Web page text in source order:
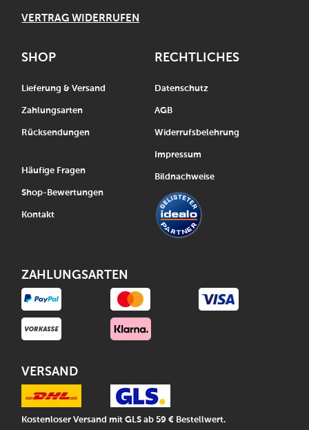
VERTRAG WIDERRUFEN
SHOP
Lieferung & Versand
Zahlungsarten
Rücksendungen
Häufige Fragen
Shop-Bewertungen
Kontakt
RECHTLICHES
Datenschutz
AGB
Widerrufsbelehrung
Impressum
Bildnachweise
ZAHLUNGSARTEN
VERSAND
Kostenloser Versand mit GLS ab 59 € Bestellwert.